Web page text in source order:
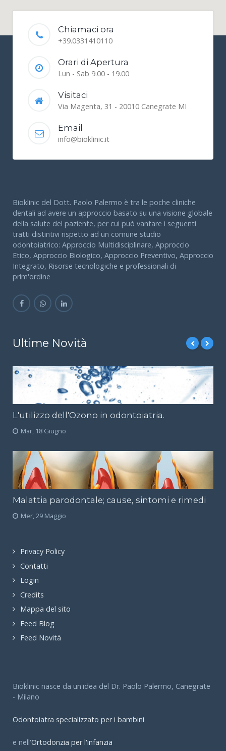
Chiamaci ora
+39.0331410110
Orari di Apertura
Lun - Sab 9.00 - 19.00
Visitaci
Via Magenta, 31 - 20010 Canegrate MI
Email
info@bioklinic.it
Bioklinic del Dott. Paolo Palermo è tra le poche cliniche
dentali ad avere un approccio basato su una visione globale
della salute del paziente, per cui può vantare i seguenti
tratti distintivi rispetto ad un comune studio
odontoiatrico: Approccio Multidisciplinare, Approccio
Etico, Approccio Biologico, Approccio Preventivo, Approccio
Integrato, Risorse tecnologiche e professionali di
prim'ordine
Ultime Novità
L'utilizzo dell'Ozono in odontoiatria.
Mar, 18 Giugno
Malattia parodontale; cause, sintomi e rimedi
Mer, 29 Maggio
Privacy Policy
Contatti
Login
Credits
Mappa del sito
Feed Blog
Feed Novità
Bioklinic nasce da un'idea del Dr. Paolo Palermo, Canegrate
- Milano
Odontoiatra specializzato per i bambini
e nell'Ortodonzia per l'infanzia